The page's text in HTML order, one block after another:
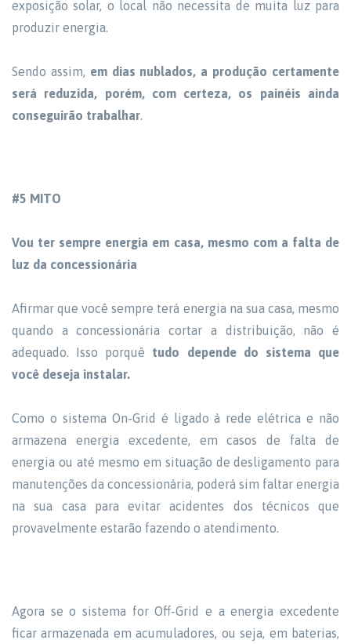
exposição solar, o local não necessita de muita luz para
produzir energia.
Sendo assim, em dias nublados, a produção certamente
será reduzida, porém, com certeza, os painéis ainda
conseguirão trabalhar.
#5 MITO
Vou ter sempre energia em casa, mesmo com a falta de
luz da concessionária
Afirmar que você sempre terá energia na sua casa, mesmo
quando a concessionária cortar a distribuição, não é
adequado. Isso porquê tudo depende do sistema que
você deseja instalar.
Como o sistema On-Grid é ligado à rede elétrica e não
armazena energia excedente, em casos de falta de
energia ou até mesmo em situação de desligamento para
manutenções da concessionária, poderá sim faltar energia
na sua casa para evitar acidentes dos técnicos que
provavelmente estarão fazendo o atendimento.
Agora se o sistema for Off-Grid e a energia excedente
ficar armazenada em acumuladores, ou seja, em baterias,